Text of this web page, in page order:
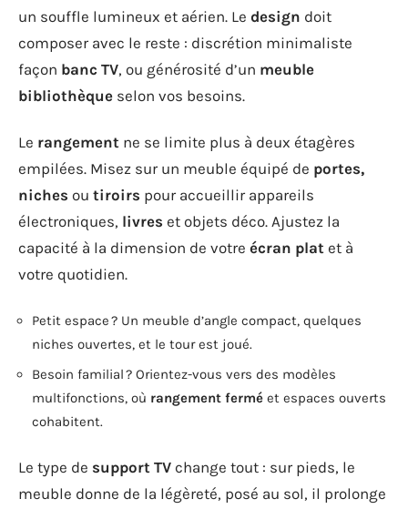
un souffle lumineux et aérien. Le design doit
composer avec le reste : discrétion minimaliste
façon banc TV, ou générosité d’un meuble
bibliothèque selon vos besoins.
Le rangement ne se limite plus à deux étagères
empilées. Misez sur un meuble équipé de portes,
niches ou tiroirs pour accueillir appareils
électroniques, livres et objets déco. Ajustez la
capacité à la dimension de votre écran plat et à
votre quotidien.
Petit espace ? Un meuble d’angle compact, quelques
niches ouvertes, et le tour est joué.
Besoin familial ? Orientez-vous vers des modèles
multifonctions, où rangement fermé et espaces ouverts
cohabitent.
Le type de support TV change tout : sur pieds, le
meuble donne de la légèreté, posé au sol, il prolonge